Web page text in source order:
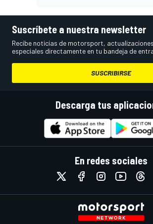
Suscríbete a nuestra newsletter
Recibe noticias de motorsport,
especiales directamente en tu bandeja de
SUSCRIBIRSE
Descarga tus
En redes sociales